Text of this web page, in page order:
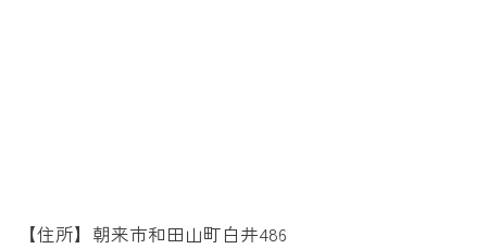
【住所】朝来市和田山町白井486